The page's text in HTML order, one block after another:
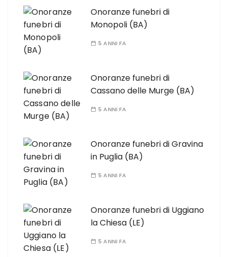
Onoranze funebri di
Monopoli (BA)
5 ANNI FA
Onoranze funebri di
Cassano delle Murge (BA)
5 ANNI FA
Onoranze funebri di Gravina
in Puglia (BA)
5 ANNI FA
Onoranze funebri di Uggiano
la Chiesa (LE)
5 ANNI FA